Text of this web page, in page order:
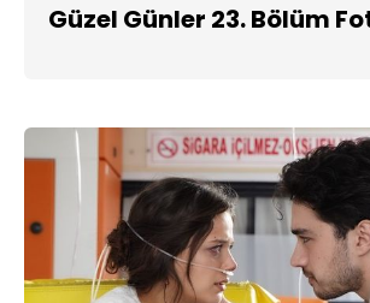
Güzel Günler 23. Bölüm